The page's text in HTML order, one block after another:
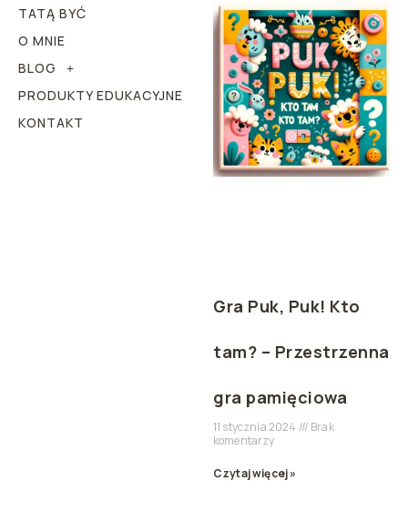
TATĄ BYĆ
O MNIE
BLOG
PRODUKTY EDUKACYJNE
KONTAKT
Gra Puk, Puk! Kto
tam? – Przestrzenna
gra pamięciowa
11 stycznia 2024
Brak
komentarzy
Czytaj więcej »